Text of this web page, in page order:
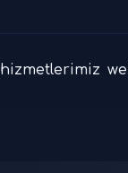
hizmetlerimiz